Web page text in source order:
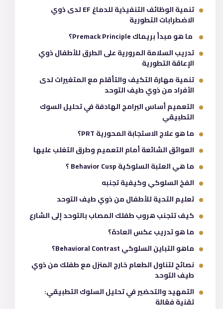
تنمية الوظائف التنفيذية للدماغ EF لدى ذوي
الاضطرابات التطورية
ما هو مبدأ بريماك Premack Principle؟
تدريب السلامة المرورية على الطرق للأطفال ذوي
الإعاقة التطورية
تنمية مهارة التكيف والتأقلم مع المتغيرات لدى
الأفراد من ذوي طيف التوحد
التعميم أساس البرامج الهادفة في تحليل السوك
التطبيقي
ما هو علاج الاستجابة المحورية PRT؟
العوائق الشائعة أمام التعميم وطرق التغلب عليها
ما هي العتبة السلوكية Behavior Cusp ؟
الفخ السلوكي وكيفية تجنبه
تعليم التحية للأطفال من ذوي طيف التوحد
كيف تتجنب هروب طفلك المصاب بالتوحد إلى الشارع
ما هو تدريب عكس العادة؟
ماهو التباين السلوكي Behavioral Contrast؟
نصائح لتناول الطعام خارج المنزل مع طفلك من ذوي
طيف التوحد
التمهيد والتحضير في تحليل السلوك التطبيقي:
تقنية فعّالة